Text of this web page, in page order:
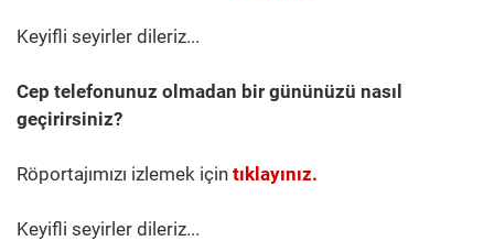
Keyifli seyirler dileriz...
Cep telefonunuz olmadan bir gününüzü nasıl
geçirirsiniz?
Röportajımızı izlemek için tıklayınız.
Keyifli seyirler dileriz...